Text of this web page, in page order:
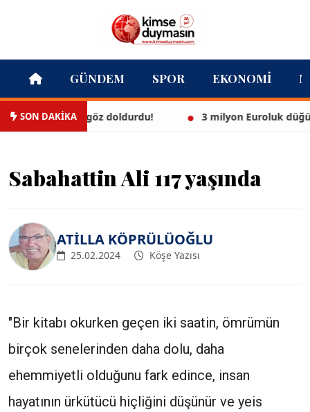
GÜNDEM SPOR EKONOMI
SON DAKİKA
göz doldurdu! 3 milyon Euroluk düğünle
Sabahattin Ali 117 yaşında
ATİLLA KÖPRÜLÜOĞLU
25.02.2024 Köşe Yazısı
"Bir kitabı okurken geçen iki saatin, ömrümün
birçok senelerinden daha dolu, daha
ehemmiyetli olduğunu fark edince, insan
hayatının ürkütücü hiçliğini düşünür ve yeis